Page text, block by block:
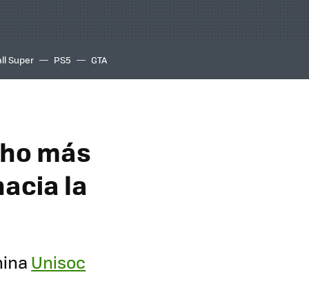
Super PS5 GTA
más
la
Unisoc